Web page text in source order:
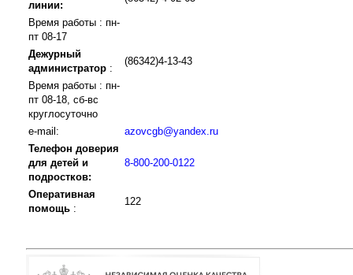
линии:
Время работы : пн-
пт 08-17
Дежурный
администратор :
(86342)4-13-43
Время работы : пн-
пт 08-18, сб-вс
круглосуточно
e-mail:
azovcgb@yandex.ru
Телефон доверия
для детей и
подростков:
8-800-200-0122
Оперативная
помощь :
122